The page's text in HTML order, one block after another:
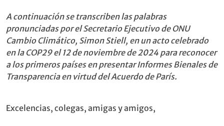
A continuación se transcriben las palabras
pronunciadas por el Secretario Ejecutivo de ONU
Cambio Climático, Simon Stiell, en un acto celebrado
en la COP29 el 12 de noviembre de 2024 para reconocer
a los primeros países en presentar Informes Bienales de
Transparencia en virtud del Acuerdo de París.
Excelencias, colegas, amigas y amigos,